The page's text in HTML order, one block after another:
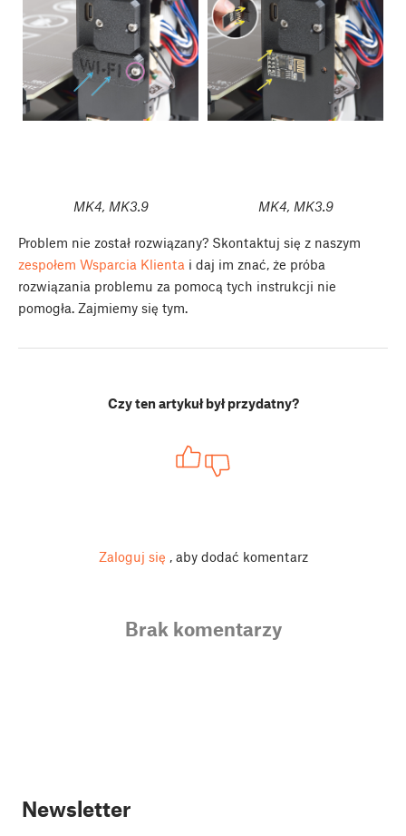
MK4, MK3.9 MK4, MK3.9
Problem nie został rozwiązany? Skontaktuj się z naszym
zespołem Wsparcia Klienta i daj im znać, że próba
rozwiązania problemu za pomocą tych instrukcji nie
pomogła. Zajmiemy się tym.
Czy ten artykuł był przydatny?
Zaloguj się , aby dodać komentarz
Brak komentarzy
Newsletter